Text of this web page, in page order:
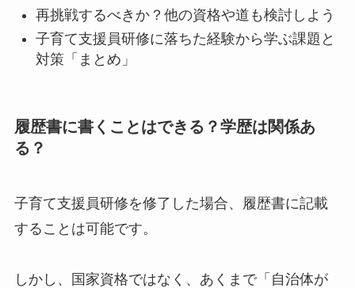
再挑戦するべきか？他の資格や道も検討しよう
子育て支援員研修に落ちた経験から学ぶ課題と
対策「まとめ」
履歴書に書くことはできる？学歴は関係あ
る？
子育て支援員研修を修了した場合、履歴書に記載
することは可能です。
しかし、国家資格ではなく、あくまで「自治体が